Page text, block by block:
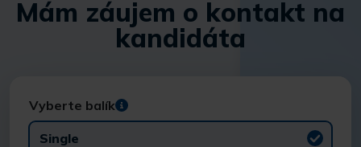
Mám záujem o kontakt na
kandidáta
Vyberte balík
Single